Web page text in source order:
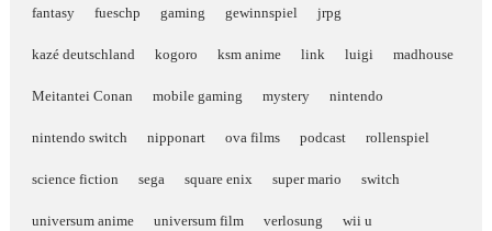
fantasy fueschp gaming gewinnspiel jrpg
kazé deutschland kogoro ksm anime link luigi madhouse
Meitantei Conan mobile gaming mystery nintendo
nintendo switch nipponart ova films podcast rollenspiel
science fiction sega square enix super mario switch
universum anime universum film verlosung wii u